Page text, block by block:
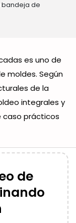
de
es uno de
moldes. Según
de la
integrales y
caso prácticos
de